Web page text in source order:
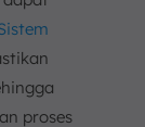
proses